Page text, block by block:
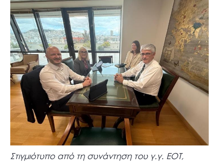
Στιγμιότυπο από τη συνάντηση του γ.γ. ΕΟΤ,